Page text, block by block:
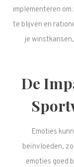
implementeren
te blijven en
je
De
Emoties
beïnvloeden,
emoties goed